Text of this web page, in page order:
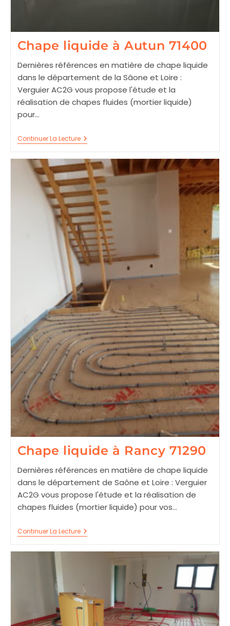
Chape liquide à Autun 71400
Dernières références en matière de chape liquide
dans le département de la Sâone et Loire :
Verguier AC2G vous propose l'étude et la
réalisation de chapes fluides (mortier liquide)
pour…
Continuer La LectureChape
Liquide
Autun
71400
Chape liquide à Rancy 71290
Dernières références en matière de chape liquide
dans le département de Saône et Loire : Verguier
AC2G vous propose l'étude et la réalisation de
chapes fluides (mortier liquide) pour vos…
Continuer La LectureChape
Liquide